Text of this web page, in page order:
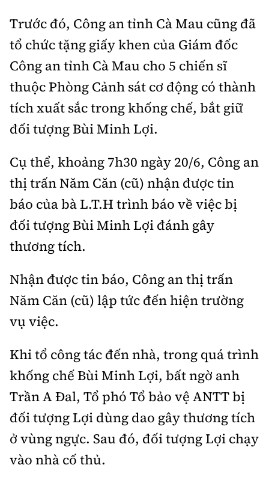
0901 514 799 0915 057 282
Email:bandoc@baoxaydung.vn
Cấm sao chép dưới mọi hình thức nếu không có sự
chấp thuận bằng văn bản.
Thông tin tòa
soạn
Trước đó, Công an tỉnh Cà Mau cũng đã
tổ chức tặng giấy khen của Giám đốc
Công an tỉnh Cà Mau cho 5 chiến sĩ
thuộc Phòng Cảnh sát cơ động có thành
tích xuất sắc trong khống chế, bắt giữ
đối tượng Bùi Minh Lợi.
Cụ thể, khoảng 7h30 ngày 20/6, Công an
thị trấn Năm Căn (cũ) nhận được tin
báo của bà L.T.H trình báo về việc bị
đối tượng Bùi Minh Lợi đánh gây
thương tích.
Nhận được tin báo, Công an thị trấn
Năm Căn (cũ) lập tức đến hiện trường
vụ việc.
Khi tổ công tác đến nhà, trong quá trình
khống chế Bùi Minh Lợi, bất ngờ anh
Trần A Đal, Tổ phó Tổ bảo vệ ANTT bị
đối tượng Lợi dùng dao gây thương tích
ở vùng ngực. Sau đó, đối tượng Lợi chạy
vào nhà cố thủ.